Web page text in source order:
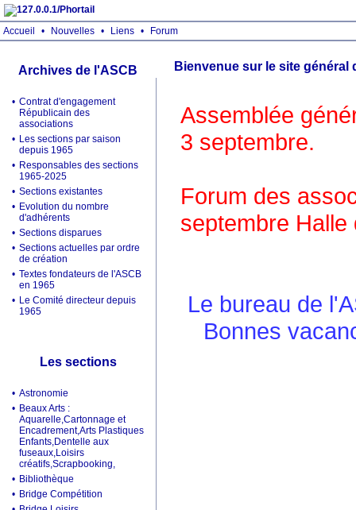
Accueil • Nouvelles • Liens • Forum
Archives de l'ASCB
• Contrat d'engagement
Républicain des
associations
• Les sections par saison
depuis 1965
• Responsables des sections
1965-2025
• Sections existantes
• Evolution du nombre
d'adhérents
• Sections disparues
• Sections actuelles par ordre
de création
• Textes fondateurs de l'ASCB
en 1965
• Le Comité directeur depuis
1965
Les sections
• Astronomie
• Beaux Arts :
Aquarelle,Cartonnage et
Encadrement,Arts Plastiques
Enfants,Dentelle aux
fuseaux,Loisirs
créatifs,Scrapbooking,
• Bibliothèque
• Bridge Compétition
Bienvenue sur le site général
Assemblée
3 septembre.
Forum des
septembre Halle
Le bureau de
Bonnes